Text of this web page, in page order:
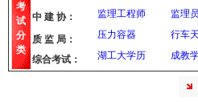
考
试
分
类
监理工程师
监理员
压力容器
行车
湖工大学历
成教
中 建 协：
质 监 局：
综合考试：